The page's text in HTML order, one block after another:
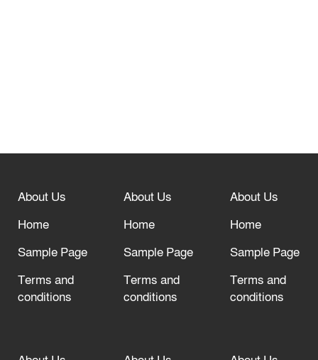
“অসহযোগ” আন্দোলনের হুমকি
দরজা খোলা রেখেছেন
About Us
Home
Sample Page
Terms and
conditions
About Us
Home
Sample Page
Terms and
conditions
About Us
Home
Sample Page
Terms and
conditions